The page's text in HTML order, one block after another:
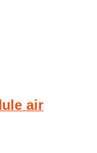
air